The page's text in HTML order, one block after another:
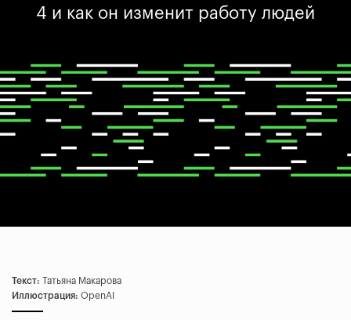
4 и как он изменит работу людей
Текст: Татьяна Макарова
Иллюстрация: OpenAI